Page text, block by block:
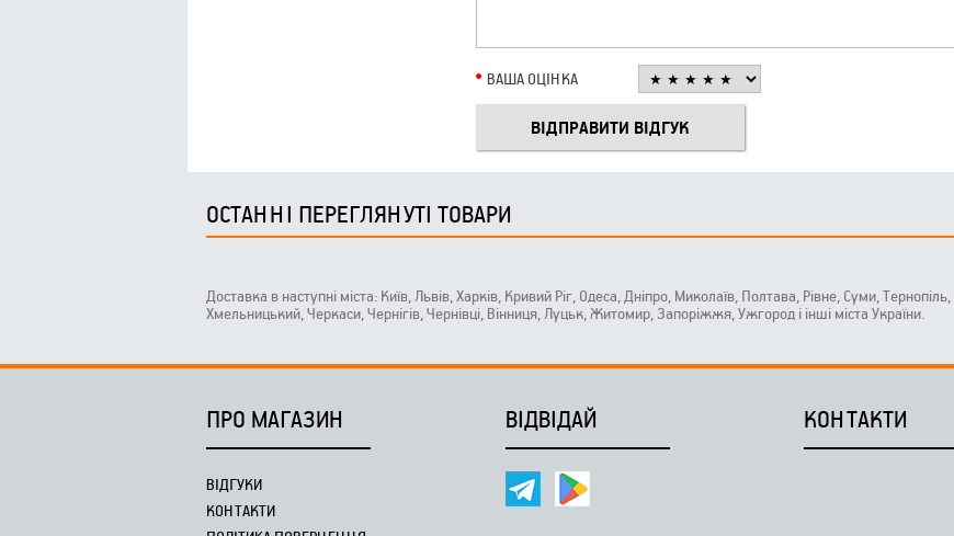
ВАША ОЦІНКА
ОСТАННІ ПЕРЕГЛЯНУТІ ТОВАРИ
Доставка в наступні міста: Київ, Львів, Харків, Кривий Ріг, Одеса, Дніпро, Миколаїв, Полтава, Рівне, Суми,
Хмельницький, Черкаси, Чернігів, Чернівці, Вінниця, Луцьк, Житомир, Запоріжжя, Ужгород і інші міста України.
ПРО МАГАЗИН
ВІДГУКИ
КОНТАКТИ
ВІДВІДАЙ КОНТАКТИ